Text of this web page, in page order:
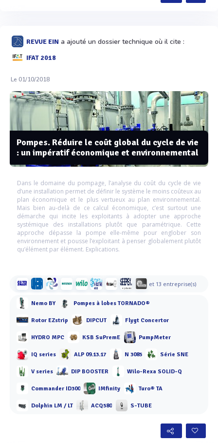
REVUE EIN a ajouté un dossier technique où il cite :
IFAT 2018
Le 01/10/2018
Pompes. Réduire le coût global du cycle de vie
: un impératif économique et environnemental
Dans le domaine du pompage, l’analyse du coût du cycle de vie
d’une installation permet de définir le système le moins coûteux au
plan économique et le plus vertueux au plan environnemental.
Mais bien au-delà de ce calcul économique, c’est surtout une
démarche qui incite les exploitants à adopter une approche
systémique des installations plutôt que paramétrique. Cette
approche dépasse la pompe elle-même pour englober son
environnement et pousse l’exploitant à penser globalement plutôt
qu’élément par élément. Explications.
et 13 entreprise(s)
Nemo BY Pompes à lobes TORNADO®
Rotor EZstrip DIPCUT Flygt Concertor
HYDRO MPC KSB SuPremE PumpMeter
IQ series ALP 09.13.17 N 3085 Série SNE
V series DIP BOOSTER Wilo-Rexa SOLID-Q
Commander ID300 IMfinity Turo® TA
Dolphin LM / LT ACQ580 S-TUBE